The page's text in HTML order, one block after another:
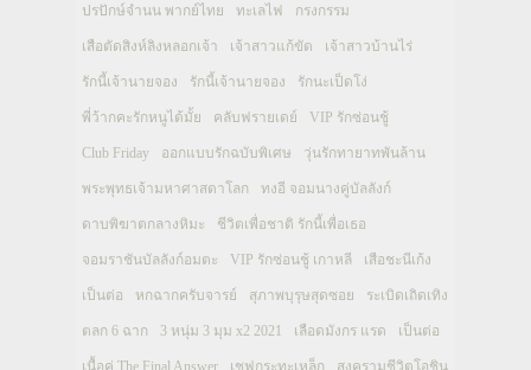
ปรปักษ์จำนน พากย์ไทย ทะเลไฟ กรงกรรม
เสือตัดสิงห์ลิงหลอกเจ้า เจ้าสาวแก้ขัด เจ้าสาวบ้านไร่
รักนี้เจ้านายจอง รักนี้เจ้านายจอง รักนะเป็ดโง่
พี่ว้ากคะรักหนูได้มั้ย คลับฟรายเดย์ VIP รักซ่อนชู้
Club Friday ออกแบบรักฉบับพิเศษ วุ่นรักทายาทพันล้าน
พระพุทธเจ้ามหาศาสดาโลก ทงอี จอมนางคู่บัลลังก์
ดาบพิฆาตกลางหิมะ ชีวิตเพื่อชาติ รักนี้เพื่อเธอ
จอมราชันบัลลังก์อมตะ VIP รักซ่อนชู้ เกาหลี เสือชะนีเก้ง
เป็นต่อ หกฉากครับจารย์ สุภาพบุรุษสุดซอย ระเบิดเถิดเทิง
ตลก 6 ฉาก 3 หนุ่ม 3 มุม x2 2021 เลือดมังกร แรด เป็นต่อ
เนื้อคู่ The Final Answer เชฟกระทะเหล็ก สงครามชีวิตโอชิน